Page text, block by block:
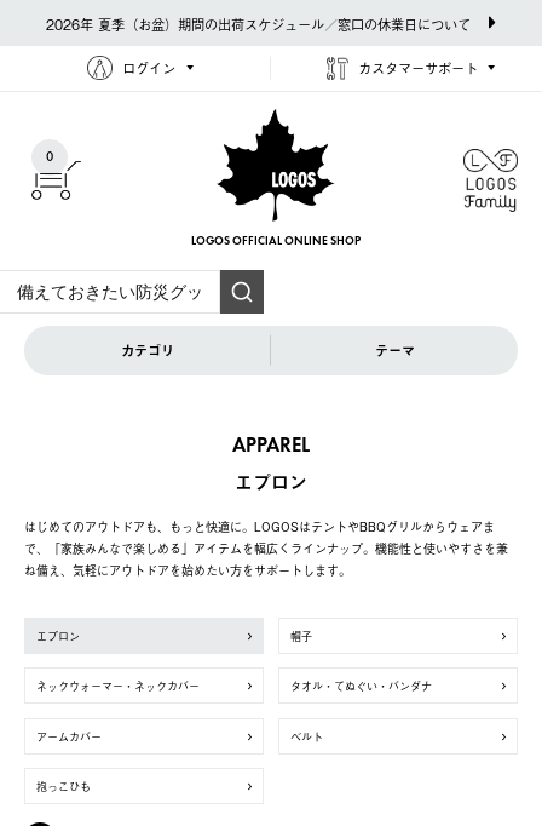
2026年 夏季（お盆）期間の出荷スケジュール／窓口の休業日について
ログイン カスタマーサポート
0
LOGOS OFFICIAL ONLINE SHOP
カテゴリ テーマ
APPAREL
エプロン
はじめてのアウトドアも、もっと快適に。LOGOSはテントやBBQグリルからウェアま
で、「家族みんなで楽しめる」アイテムを幅広くラインナップ。機能性と使いやすさを兼
ね備え、気軽にアウトドアを始めたい方をサポートします。
エプロン 帽子
ネックウォーマー・ネックカバー タオル・てぬぐい・バンダナ
アームカバー ベルト
抱っこひも